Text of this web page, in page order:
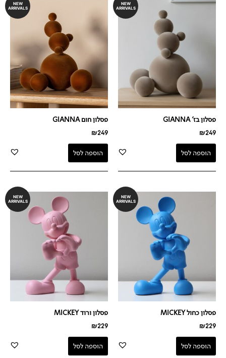
NEW
ARRIVALS
פסלון בז' GIANNA
₪249
הוספה לסל
NEW
ARRIVALS
פסלון חום GIANNA
₪249
הוספה לסל
NEW
ARRIVALS
פסלון כחול MICKEY
₪229
הוספה לסל
NEW
ARRIVALS
פסלון ורוד MICKEY
₪229
הוספה לסל